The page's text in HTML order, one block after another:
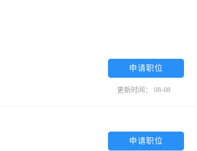
申请职位
更新时间： 08-08
申请职位